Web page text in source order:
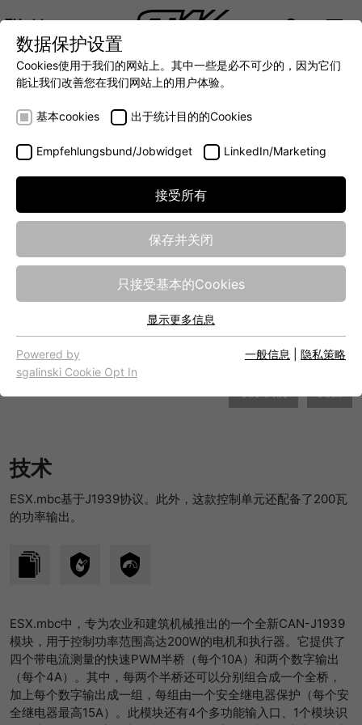
ZH
DEUTSCH (DE)
中文 (ZH)
DIGITALIZATION- 全面连接移动机械世界
AUTOMATION - 全力提升移动机械效率
INTEGRATION -
ESX.mbc
技术
ESX.mbc基于J1939协议。此外，这款控制单元还配备了200瓦
的功率输出。
ESX.mbc中，专为农业和建筑机械推出的一个全新CAN-J1939
模块，用于控制功率范围高达200W的电机和执行器。它提供了
四个带电流测量的快速PWM半桥（每个10A）和两个数字输出
（每个4A）。其中，每两个半桥还可以分别组合成一个全桥，
加上每个数字输出成一组，每组由一个安全继电器保护（每个安
全继电器最高15A）。此模块还有4个多功能输入口、1个模块识
数据保护设置
Cookies使用于我们的网站上。其中一些是必不可少的，因为它们
能让我们改善您在我们网站上的用户体验。
基本cookies 出于统计目的的Cookies
Empfehlungsbund/Jobwidget LinkedIn/Marketing
接受所有
保存并关闭
只接受基本的Cookies
网站的基本功能需要基本cookies，以确保网站正常运行。
名字 cookie_optin
一些信息，说明我们网站的哪些区域受欢迎，哪些区域没有那
么频繁地受访问。基于从中获取的知识，我们可以进一步优化
我们的网站。当然，记录信息是匿名处理的。
提供者 谷歌
目的
注册一个唯一的ID，用于生成访问者如何使
用网站的统计数据。
名字 _gat
Empfehlungsbund/Jobwidget
anzuzeigen. Ohne diese Einbindung können die
Jobangebote nicht dargestellt werden.
名字 _bms_session
提供者 Empfehlungsbund
显示cookie信息
显示更多信息
Powered by
sgalinski Cookie Opt In
一般信息 隐私策略